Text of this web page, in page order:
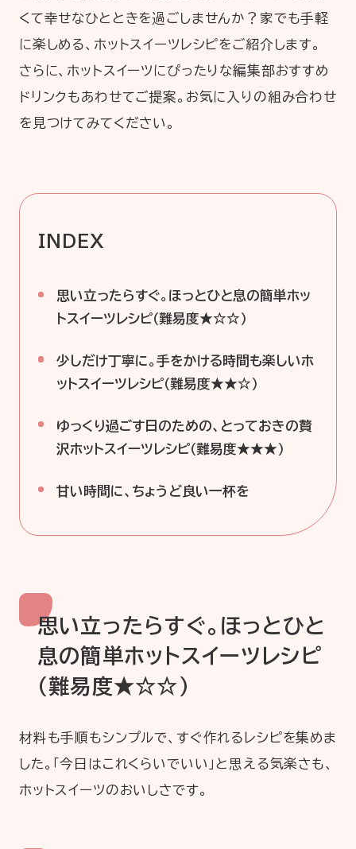
公式Xアカウント
アサヒグループ公式チャンネル
公式アカウント一覧
くて幸せなひとときを過ごしませんか？家でも手軽
に楽しめる、ホットスイーツレシピをご紹介します。
さらに、ホットスイーツにぴったりな編集部おすすめ
ドリンクもあわせてご提案。お気に入りの組み合わせ
を見つけてみてください。
INDEX
思い立ったらすぐ。ほっとひと息の簡単ホッ
トスイーツレシピ（難易度★☆☆）
少しだけ丁寧に。手をかける時間も楽しいホ
ットスイーツレシピ（難易度★★☆）
ゆっくり過ごす日のための、とっておきの贅
沢ホットスイーツレシピ（難易度★★★）
甘い時間に、ちょうど良い一杯を
思い立ったらすぐ。ほっとひと
息の簡単ホットスイーツレシピ
（難易度★☆☆）
材料も手順もシンプルで、すぐ作れるレシピを集めま
した。「今日はこれくらいでいい」と思える気楽さも、
ホットスイーツのおいしさです。